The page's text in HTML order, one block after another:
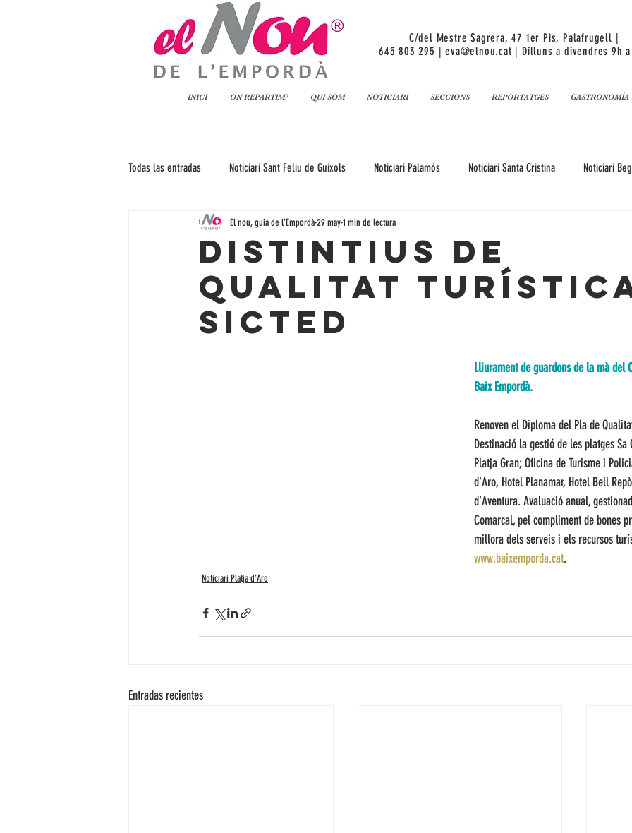
C/del Mestre Sagrera, 47 1er Pis, Palafrugell |
645 803 295 |eva@elnou.cat | Dilluns a divendres 9h a
INICI ON REPARTIM? QUI SOM NOTICIARI SECCIONS REPORTATGES GASTRONOMÍA
Todas las entradas Noticiari Sant Feliu de Guixols Noticiari Palamós Noticiari Santa Cristina Noticiari
Noticiari La Bisbal Noticiari Palafrugell Noticiari Platja d'Aro
Diputació de Girona Fundació Oncolliga Girona Noticiari L'Escala Noticiari Girona Noticiari Lloret
Noticiari Llagostera CONSELL COMARCAL BAIX EMPORDÀ
Distintius de
Qualitat
SICTED
El nou, guia de l'Empordà29 may1 min de lectura
Lliurament de guardons de la mà del
Baix Empordà.
Renoven el Diploma del Pla de
Destinació la gestió de les platges Sa
Platja Gran; Oficina de Turisme i
d'Aro, Hotel Planamar, Hotel Bell
d'Aventura. Avaluació anual,
Comarcal, pel compliment de bones
millora dels serveis i els recursos
www.baixemporda.cat.
Noticiari Platja d'Aro
Entradas recientes